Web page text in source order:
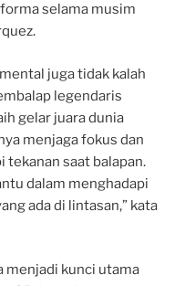
selama musim
juga tidak kalah
legendaris
gelar juara dunia
menjaga fokus dan
tekanan saat balapan.
dalam menghadapi
ada di lintasan,” kata
menjadi kunci utama